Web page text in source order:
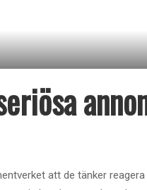
att de tänker